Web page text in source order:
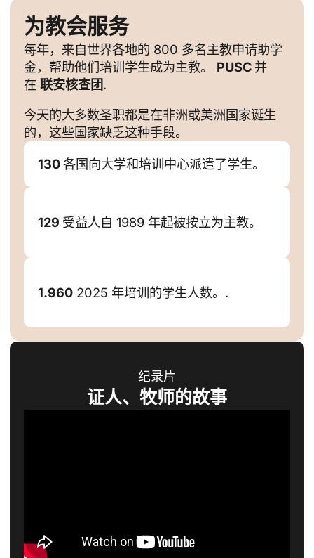
为教会服务
每年，来自世界各地的 800 多名主教申请助学
金，帮助他们培训学生成为主教。 PUSC 并
在 联安核查团.
今天的大多数圣职都是在非洲或美洲国家诞生
的，这些国家缺乏这种手段。
130各国向大学和培训中心派遣了学生。
129 受益人自 1989 年起被按立为主教。
1.960 2025 年培训的学生人数。.
纪录片
证人、牧师的故事